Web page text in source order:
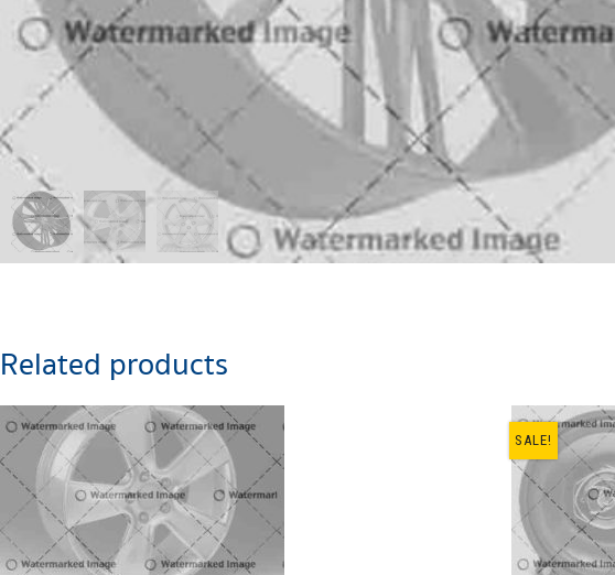
Related products
SALE!